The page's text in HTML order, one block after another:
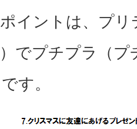
イントは、プ
でプチプラ（
す。